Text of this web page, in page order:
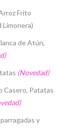
Frito
Limonera)
de Atún,
(Novedad)
Casero, Patatas
y